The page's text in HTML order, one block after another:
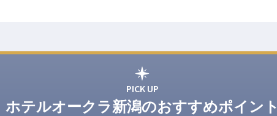
PICK UP
ホテルオークラ新潟のおすすめポイント